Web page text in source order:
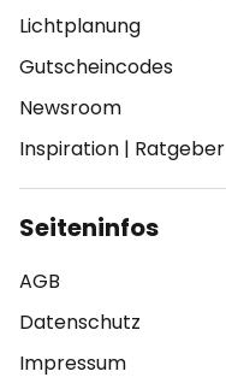
Lichtplanung
Gutscheincodes
Newsroom
Inspiration | Ratgeber
Seiteninfos
AGB
Datenschutz
Impressum